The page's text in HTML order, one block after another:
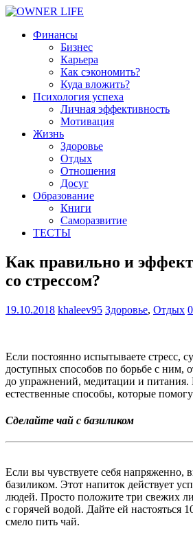
Финансы
Бизнес
Карьера
Как сэкономить?
Куда вложить?
Психология успеха
Личная эффективность
Мотивация
Жизнь
Здоровье
Отдых
Отношения
Досуг
Образование
Книги
Саморазвитие
ТЕСТЫ
Как правильно и
со стрессом?
19.10.2018 khaleev95 Здоровье, Отдых 0
Если постоянно испытываете стресс,
доступных способов по борьбе с ним,
до упражнений, медитации и
естественные способы, которые
Сделайте чай с базиликом
Если вы чувствуете себя напряженно,
базиликом. Этот напиток действует
людей. Просто положите три свежих
с горячей водой. Дайте ей
смело пить чай.